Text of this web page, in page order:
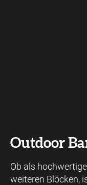
Outdoor
Ob als
weiteren Blöcken,